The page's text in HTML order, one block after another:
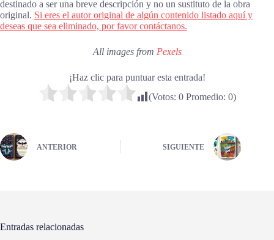
destinado a ser una breve descripción y no un sustituto de la obra
original. Si eres el autor original de algún contenido listado aquí y
deseas que sea eliminado, por favor contáctanos.
All images from Pexels
¡Haz clic para puntuar esta entrada!
(Votos: 0Promedio: 0)
ANTERIOR SIGUIENTE
Entradas relacionadas